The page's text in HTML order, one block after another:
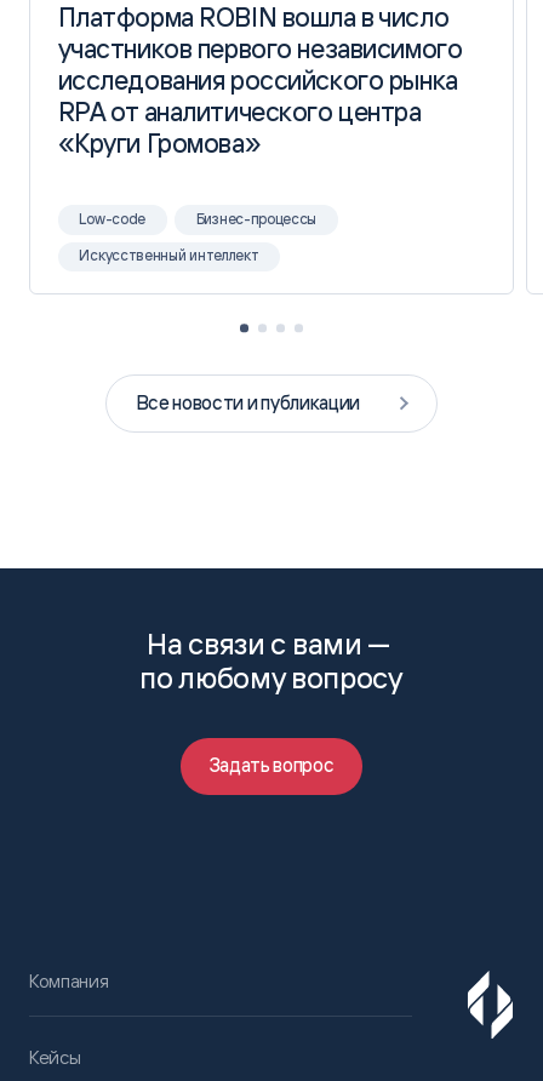
Платформа ROBIN вошла в число
участников первого независимого
исследования российского рынка
RPA от аналитического центра
«Круги Громова»
Платформа ROBIN вошла в число
участников первого независимого
исследования российского рынка
RPA от аналитического центра
«Круги Громова»
Low-code Бизнес-процессы
Искусственный интеллект
Все новости и публикации
На связи с вами —
по любому вопросу
Задать вопрос
Компания
Кейсы